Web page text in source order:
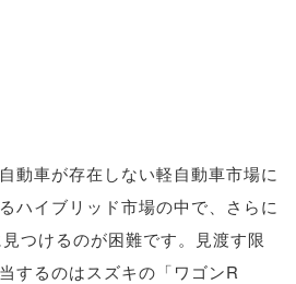
動車が存在しない軽自動車市場に
ハイブリッド市場の中で、さらに
つけるのが困難です。見渡す限
するのはスズキの「ワゴンR